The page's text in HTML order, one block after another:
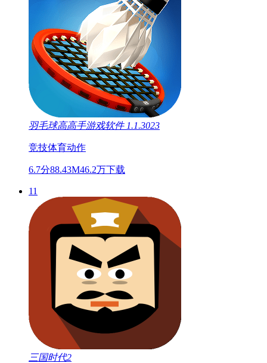
羽毛球高高手游戏软件 1.1.3023
竞技体育动作
6.7分88.43M46.2万下载
11
三国时代2